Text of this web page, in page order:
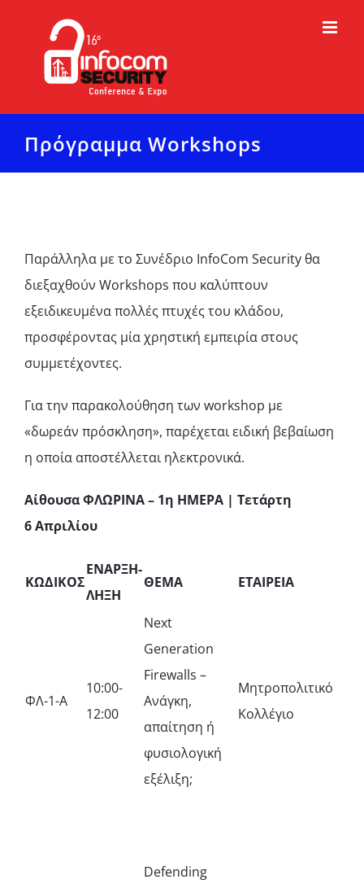
περιεχόμενο
Πρόγραμμα Workshops
Παράλληλα με το Συνέδριο InfoCom Security θα
διεξαχθούν Workshops που καλύπτουν
εξειδικευμένα πολλές πτυχές του κλάδου,
προσφέροντας μία χρηστική εμπειρία στους
συμμετέχοντες.
Για την παρακολούθηση των workshop με
«δωρεάν πρόσκληση», παρέχεται ειδική βεβαίωση
η οποία αποστέλλεται ηλεκτρονικά.
Αίθουσα ΦΛΩΡΙΝΑ – 1η ΗΜΕΡΑ | Τετάρτη
6 Απριλίου
ΚΩΔΙΚΟΣ
ΕΝΑΡΞΗ-
ΛΗΞΗ
ΘΕΜΑ ΕΤΑΙΡΕΙΑ
ΦΛ-1-Α
10:00-
12:00
Next
Generation
Firewalls –
Ανάγκη,
απαίτηση ή
φυσιολογική
εξέλιξη;
Μητροπολιτικό
Κολλέγιο
Defending